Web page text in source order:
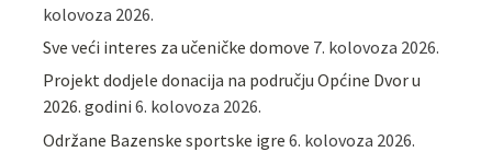
kolovoza 2026.
Sve veći interes za učeničke domove 7. kolovoza 2026.
Projekt dodjele donacija na području Općine Dvor u
2026. godini 6. kolovoza 2026.
Održane Bazenske sportske igre 6. kolovoza 2026.